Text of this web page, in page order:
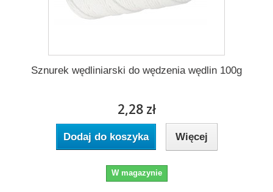
Sznurek wędliniarski do wędzenia wędlin 100g
2,28 zł
Dodaj do koszyka Więcej
W magazynie